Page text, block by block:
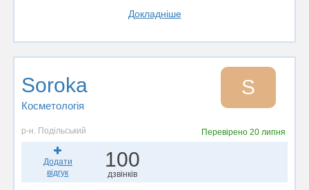
Докладніше
Soroka
Косметологія
S
р-н. Подільський Перевірено 20 липня
Додати
відгук
100
дзвінків